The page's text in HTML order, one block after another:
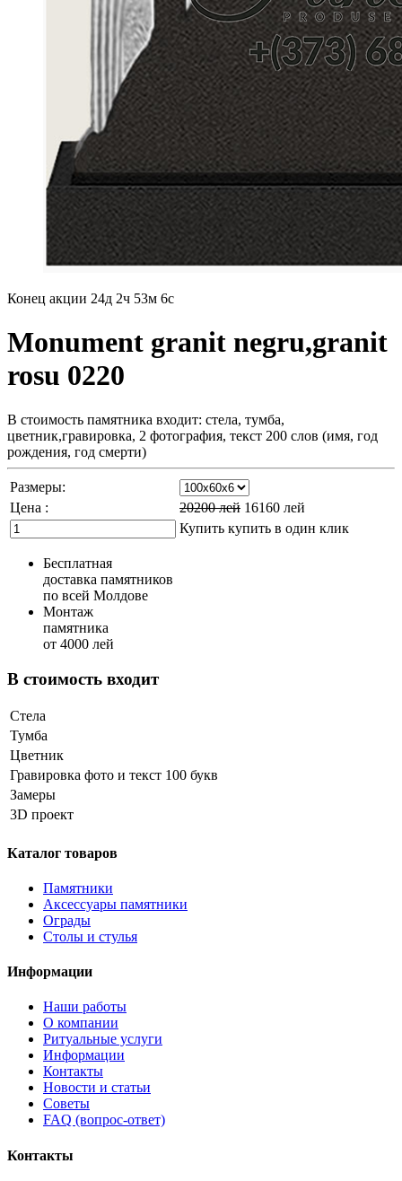
Конец акции 24д 2ч 53м 5с
Monument granit negru,granit
rosu 0220
В стоимость памятника входит: стела, тумба,
цветник,гравировка, 2 фотография, текст 200 слов (имя, год
рождения, год смерти)
Размеры:
Цена :
20200лей 16160 лей
Купить купить в один клик
Бесплатная
доставка памятников
по всей Молдове
Монтаж
памятника
от 4000 лей
В стоимость входит
Стела
Тумба
Цветник
Гравировка фото и текст 100 букв
Замеры
3D проект
Каталог товаров
Памятники
Аксессуары памятники
Ограды
Столы и стулья
Информации
Наши работы
О компании
Ритуальные услуги
Информации
Контакты
Новости и статьи
Советы
FAQ (вопрос-ответ)
Контакты